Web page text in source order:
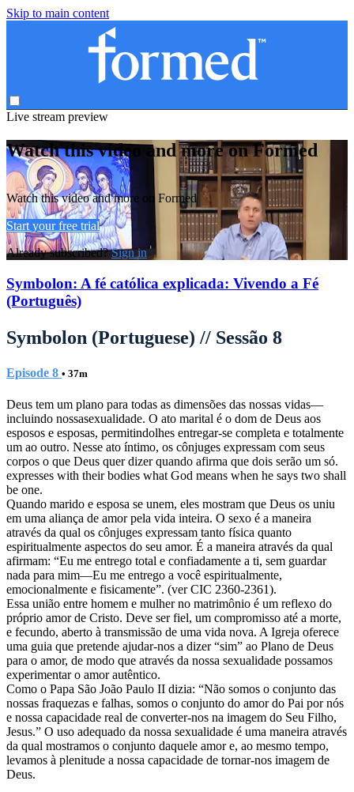
Skip to main content
Live stream preview
Watch this video and more on Formed
Watch this video and more on Formed
Start your free trial
Already subscribed?Sign in
Symbolon: A fé católica explicada: Vivendo a Fé
(Português)
Symbolon (Portuguese) // Sessão 8
Episode 8 • 37m
Deus tem um plano para todas as dimensões das nossas vidas—
incluindo nossasexualidade. O ato marital é o dom de Deus aos
esposos e esposas, permitindolhes entregar-se completa e totalmente
um ao outro. Nesse ato íntimo, os cônjuges expressam com seus
corpos o que Deus quer dizer quando afirma que dois serão um só.
expresses with their bodies what God means when he says two shall
be one.
Quando marido e esposa se unem, eles mostram que Deus os uniu
em uma aliança de amor pela vida inteira. O sexo é a maneira
através da qual os cônjuges expressam tanto física quanto
espiritualmente aspectos do seu amor. É a maneira através da qual
afirmam: “Eu me entrego total e confiadamente a ti, sem guardar
nada para mim—Eu me entrego a você espiritualmente,
emocionalmente e fisicamente”. (ver CIC 2360-2361).
Essa união entre homem e mulher no matrimônio é um reflexo do
próprio amor de Cristo. Deve ser fiel, um compromisso até a morte,
e fecundo, aberto à transmissão de uma vida nova. A Igreja oferece
uma guia que pretende ajudar-nos a dizer “sim” ao Plano de Deus
para o amor, de modo que através da nossa sexualidade possamos
experimentar o amor autêntico.
Como o Papa São João Paulo II dizia: “Não somos o conjunto das
nossas fraquezas e falhas, somos o conjunto do amor do Pai por nós
e nossa capacidade real de converter-nos na imagem do Seu Filho,
Jesus.” O uso adequado da nossa sexualidade é uma maneira através
da qual mostramos o conjunto daquele amor e, ao mesmo tempo,
levamos à plenitude a nossa capacidade de tornar-nos imagem de
Deus.